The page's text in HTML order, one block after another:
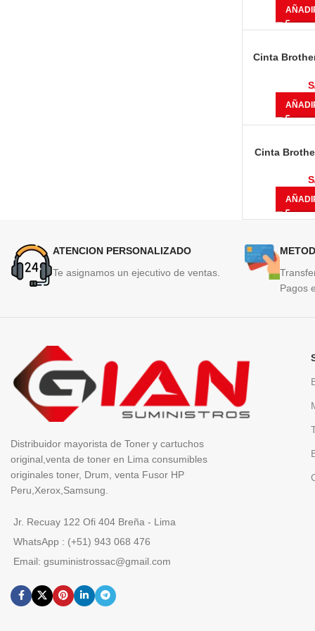
Cinta
Cinta
ATENCION PERSONALIZADO
Te asignamos un ejecutivo de ventas.
Pagos
Distribuidor mayorista de Toner y cartuchos
original,venta de toner en Lima consumibles
originales toner, Drum, venta Fusor HP
Peru,Xerox,Samsung.
Jr. Recuay 122 Ofi 404 Breña - Lima
WhatsApp : (+51) 943 068 476
Email: gsuministrossac@gmail.com